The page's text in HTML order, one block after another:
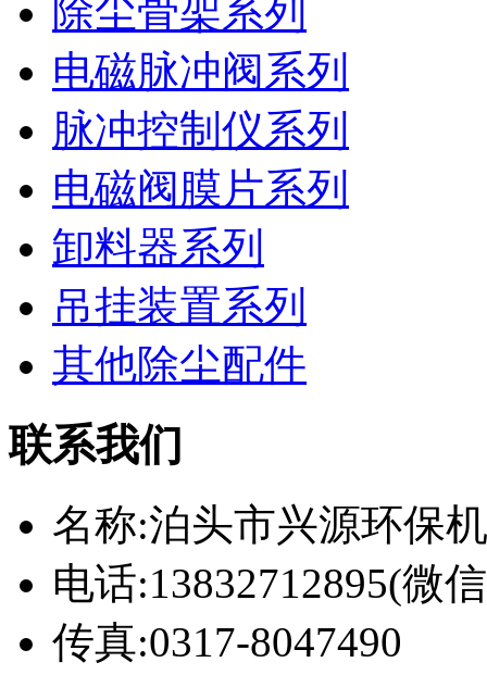
除尘骨架系列
电磁脉冲阀系列
脉冲控制仪系列
电磁阀膜片系列
卸料器系列
吊挂装置系列
其他除尘配件
联系我们
名称:泊头市兴源环保
电话:13832712895(微
传真:0317-8047490